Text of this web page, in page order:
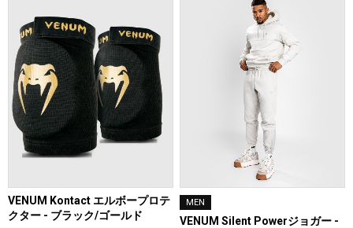
VENUM Kontact エルボープロテ
クター - ブラック/ゴールド
MEN
VENUM Silent Powerジョガー -